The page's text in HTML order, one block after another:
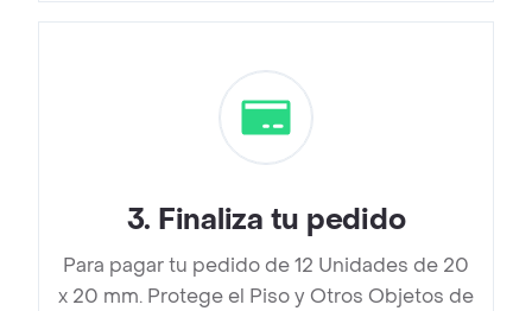
3. Finaliza tu pedido
Para pagar tu pedido de 12 Unidades de 20
x 20 mm. Protege el Piso y Otros Objetos de